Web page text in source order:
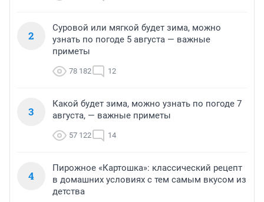
2
Суровой или мягкой будет зима, можно
узнать по погоде 5 августа — важные
приметы
78 182 12
3
Какой будет зима, можно узнать по погоде 7
августа, — важные приметы
57 122 14
4
Пирожное «Картошка»: классический рецепт
в домашних условиях с тем самым вкусом из
детства